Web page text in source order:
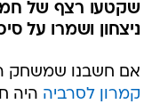
שקטעו רצף של
ניצחון ושמרו על
אם חשבנו שמשחק
קמרון לסרביה היה